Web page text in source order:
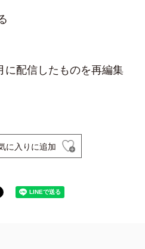
配信したものを再編集
に入りに追加